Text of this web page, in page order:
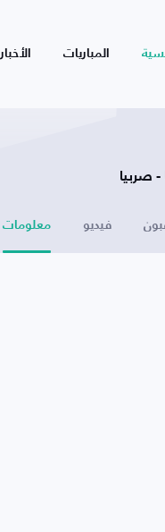
المباريات الأخبار
فيديو معلومات